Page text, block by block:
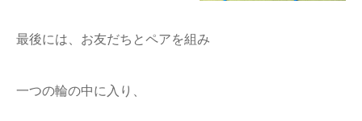
最後には、お友だちとペアを組み
一つの輪の中に入り、